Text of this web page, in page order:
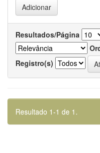
Resultados/Página
Registro(s)
Resultado 1-1 de 1.